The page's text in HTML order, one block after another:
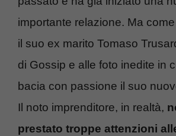
importante relazione. Ma
il suo ex marito Tomaso
di Gossip e alle foto inedite in
bacia con passione il suo
Il noto imprenditore, in realtà,
prestato troppe attenzioni